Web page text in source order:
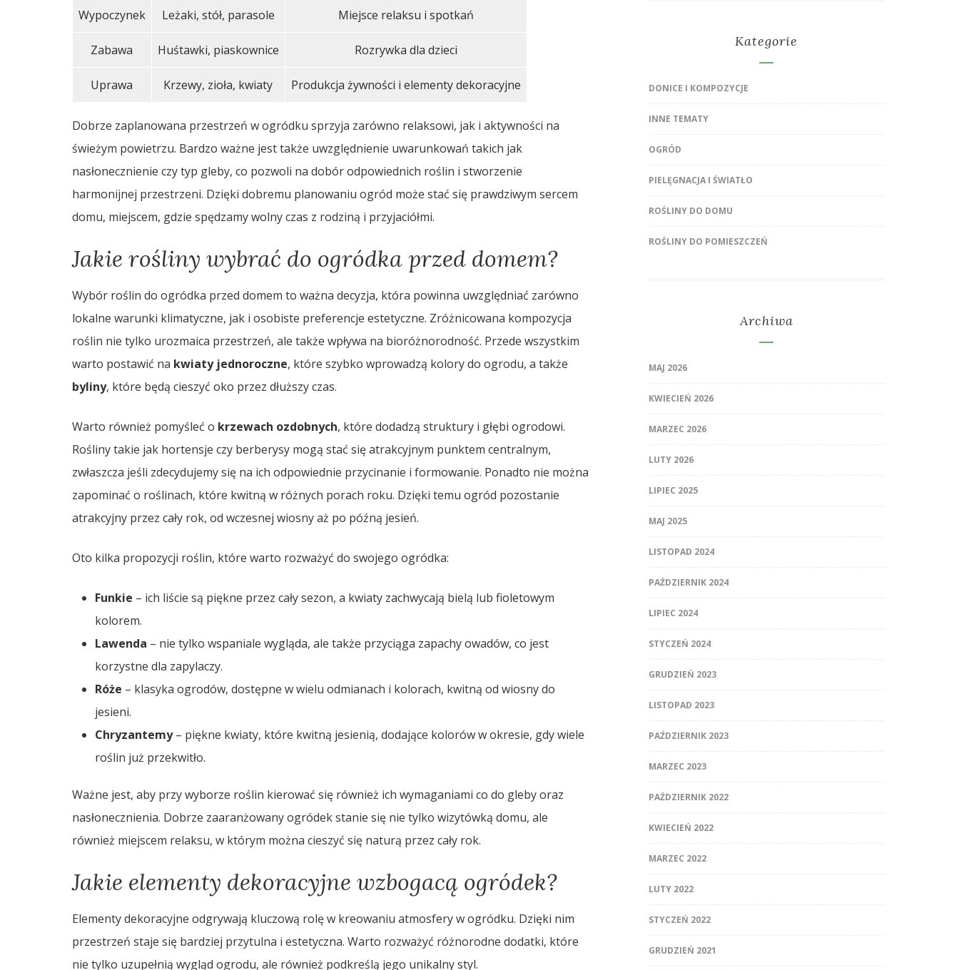
Wypoczynek Leżaki, stół, parasole Miejsce relaksu i spotkań
Zabawa Huśtawki, piaskownice Rozrywka dla dzieci
Uprawa Krzewy, zioła, kwiaty Produkcja żywności i elementy dekoracyjne
Dobrze zaplanowana przestrzeń w ogródku sprzyja zarówno relaksowi, jak i aktywności na
świeżym powietrzu. Bardzo ważne jest także uwzględnienie uwarunkowań takich jak
nasłonecznienie czy typ gleby, co pozwoli na dobór odpowiednich roślin i stworzenie
harmonijnej przestrzeni. Dzięki dobremu planowaniu ogród może stać się prawdziwym sercem
domu, miejscem, gdzie spędzamy wolny czas z rodziną i przyjaciółmi.
Jakie rośliny wybrać do ogródka przed domem?
Wybór roślin do ogródka przed domem to ważna decyzja, która powinna uwzględniać zarówno
lokalne warunki klimatyczne, jak i osobiste preferencje estetyczne. Zróżnicowana kompozycja
roślin nie tylko urozmaica przestrzeń, ale także wpływa na bioróżnorodność. Przede wszystkim
warto postawić na kwiaty jednoroczne, które szybko wprowadzą kolory do ogrodu, a także
byliny, które będą cieszyć oko przez dłuższy czas.
Warto również pomyśleć o krzewach ozdobnych, które dodadzą struktury i głębi ogrodowi.
Rośliny takie jak hortensje czy berberysy mogą stać się atrakcyjnym punktem centralnym,
zwłaszcza jeśli zdecydujemy się na ich odpowiednie przycinanie i formowanie. Ponadto nie można
zapominać o roślinach, które kwitną w różnych porach roku. Dzięki temu ogród pozostanie
atrakcyjny przez cały rok, od wczesnej wiosny aż po późną jesień.
Oto kilka propozycji roślin, które warto rozważyć do swojego ogródka:
Funkie – ich liście są piękne przez cały sezon, a kwiaty zachwycają bielą lub fioletowym
kolorem.
Lawenda – nie tylko wspaniale wygląda, ale także przyciąga zapachy owadów, co jest
korzystne dla zapylaczy.
Róże – klasyka ogrodów, dostępne w wielu odmianach i kolorach, kwitną od wiosny do
jesieni.
Chryzantemy– piękne kwiaty, które kwitną jesienią, dodające kolorów w okresie, gdy wiele
roślin już przekwitło.
Ważne jest, aby przy wyborze roślin kierować się również ich wymaganiami co do gleby oraz
nasłonecznienia. Dobrze zaaranżowany ogródek stanie się nie tylko wizytówką domu, ale
również miejscem relaksu, w którym można cieszyć się naturą przez cały rok.
Jakie elementy dekoracyjne wzbogacą ogródek?
Elementy dekoracyjne odgrywają kluczową rolę w kreowaniu atmosfery w ogródku. Dzięki nim
przestrzeń staje się bardziej przytulna i estetyczna. Warto rozważyć różnorodne dodatki, które
nie tylko uzupełnią wygląd ogrodu, ale również podkreślą jego unikalny styl.
Kategorie
DONICE I KOMPOZYCJE
INNE TEMATY
OGRÓD
PIELĘGNACJA I ŚWIATŁO
ROŚLINY DO DOMU
ROŚLINY DO POMIESZCZEŃ
Archiwa
MAJ 2026
KWIECIEŃ 2026
MARZEC 2026
LUTY 2026
LIPIEC 2025
MAJ 2025
LISTOPAD 2024
PAŹDZIERNIK 2024
LIPIEC 2024
STYCZEŃ 2024
GRUDZIEŃ 2023
LISTOPAD 2023
PAŹDZIERNIK 2023
MARZEC 2023
PAŹDZIERNIK 2022
KWIECIEŃ 2022
MARZEC 2022
LUTY 2022
STYCZEŃ 2022
GRUDZIEŃ 2021